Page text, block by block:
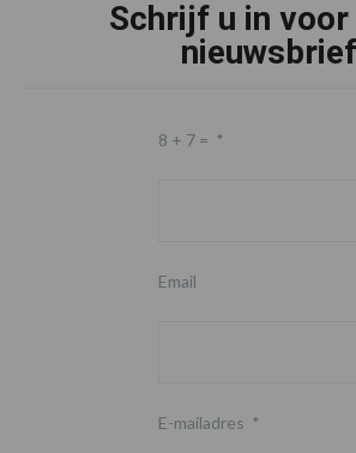
Schrijf u in voor
nieuwsbrief
8 + 7 = *
Email
E-mailadres *